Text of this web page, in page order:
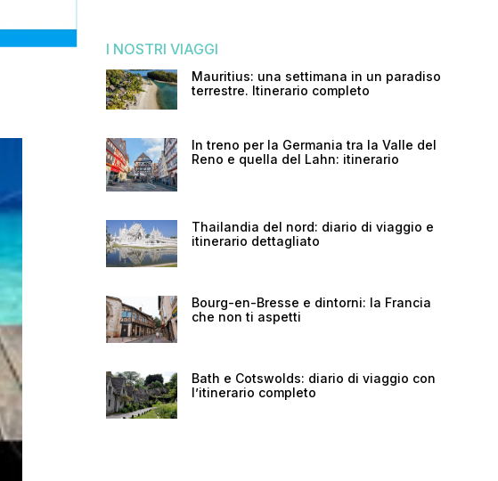
I NOSTRI VIAGGI
Mauritius: una settimana in un paradiso
terrestre. Itinerario completo
In treno per la Germania tra la Valle del
Reno e quella del Lahn: itinerario
Thailandia del nord: diario di viaggio e
itinerario dettagliato
Bourg-en-Bresse e dintorni: la Francia
che non ti aspetti
Bath e Cotswolds: diario di viaggio con
l’itinerario completo